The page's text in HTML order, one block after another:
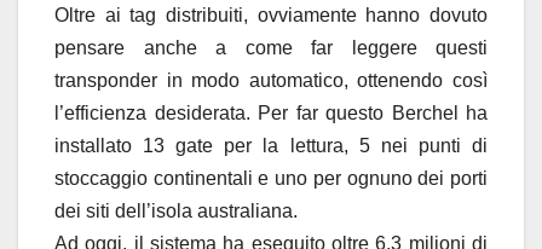
Oltre ai tag distribuiti, ovviamente hanno dovuto
pensare anche a come far leggere questi
transponder in modo automatico, ottenendo così
l’efficienza desiderata. Per far questo Berchel ha
installato 13 gate per la lettura, 5 nei punti di
stoccaggio continentali e uno per ognuno dei porti
dei siti dell’isola australiana.
Ad oggi, il sistema ha eseguito oltre 6.3 milioni di